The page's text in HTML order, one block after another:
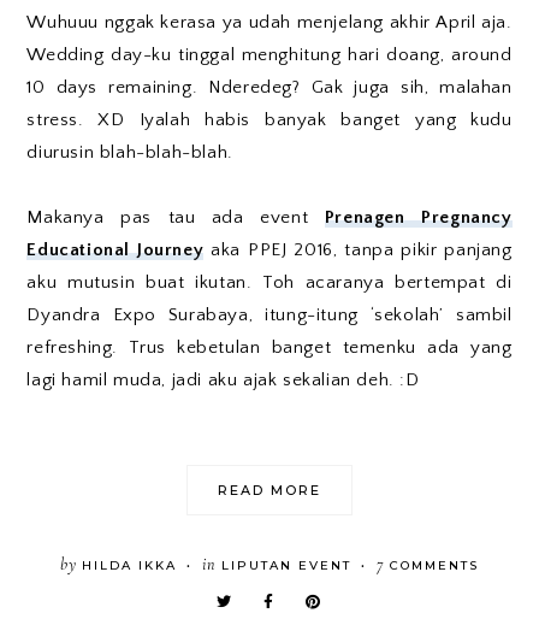
Wuhuuu nggak kerasa ya udah menjelang akhir April aja.
Wedding day-ku tinggal menghitung hari doang, around
10 days remaining. Nderedeg? Gak juga sih, malahan
stress. XD Iyalah habis banyak banget yang kudu
diurusin blah-blah-blah.
Makanya pas tau ada event Prenagen Pregnancy
Educational Journey aka PPEJ 2016, tanpa pikir panjang
aku mutusin buat ikutan. Toh acaranya bertempat di
Dyandra Expo Surabaya, itung-itung ‘sekolah’ sambil
refreshing. Trus kebetulan banget temenku ada yang
lagi hamil muda, jadi aku ajak sekalian deh. :D
READ MORE
by HILDA IKKA • in LIPUTAN EVENT • 7COMMENTS